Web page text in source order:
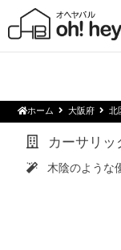
ホーム 大阪府 北
カーサリッ
木陰のような